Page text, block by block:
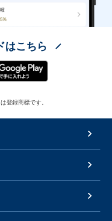
はこちら
登録商標です。